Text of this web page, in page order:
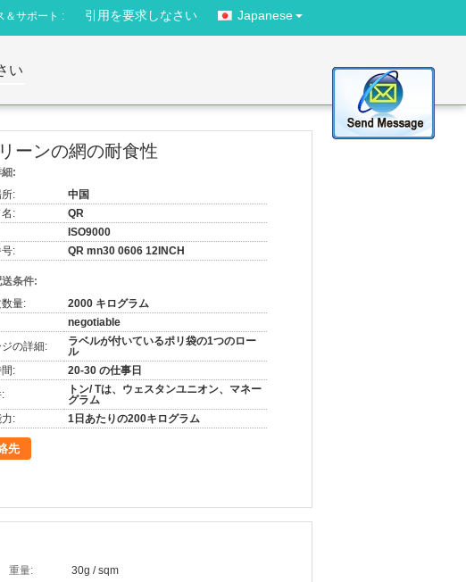
＆サポート : 引用を要求しなさい Japanese
い
ーンの網の耐食性
:
:
中国
:
QR
ISO9000
:
QR mn30 0606 12INCH
条件:
量:
2000 キログラム
negotiable
の詳細:
ラベルが付いているポリ袋の1つのロー
ル
:
20-30 の仕事日
トン/ Tは、ウェスタンユニオン、マネー
グラム
:
1日あたりの200キログラム
先
重量: 30g / sqm